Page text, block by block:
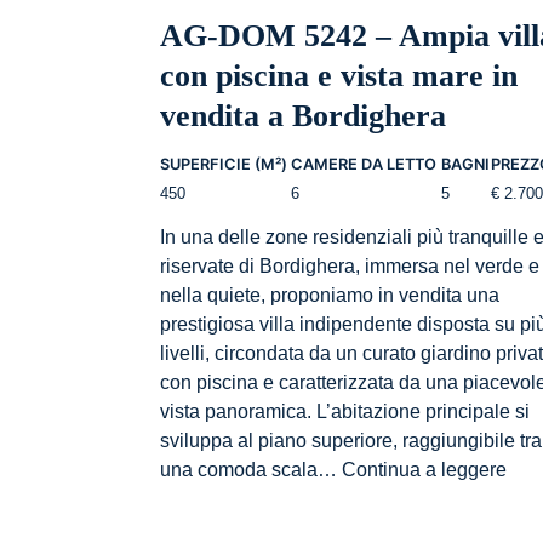
AG-DOM 5242 – Ampia
con piscina e vista mare in
vendita a Bordighera
SUPERFICIE (M²) CAMERE DA LETTO BAGNI
450
6 5 €
In una delle zone residenziali più tranquille e
riservate di Bordighera, immersa nel verde e
nella quiete, proponiamo in vendita una
prestigiosa villa indipendente disposta su
livelli, circondata da un curato giardino
con piscina e caratterizzata da una
vista panoramica. L’abitazione principale si
sviluppa al piano superiore, raggiungibile
una comoda scala… Continua a leggereAG-